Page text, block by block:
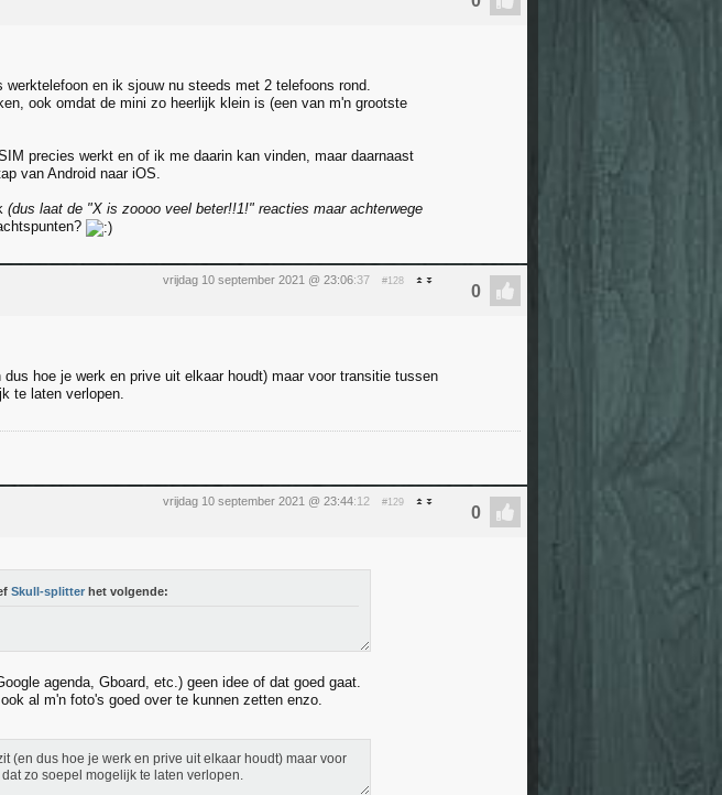
en ik sjouw nu steeds met 2 telefoons rond.
ook omdat de mini zo heerlijk klein is (een van m'n grootste
precies werkt en of ik me daarin kan vinden, maar daarnaast
van Android naar iOS.
(dus laat de "X is zoooo veel beter!!1!" reacties maar achterwege
vrijdag 10 september 2021 @ 23:06:37 #128
hoe je werk en prive uit elkaar houdt) maar voor transitie tussen
te laten verlopen.
vrijdag 10 september 2021 @ 23:44:12 #129
Skull-splitter het volgende:
agenda, Gboard, etc.) geen idee of dat goed gaat.
al m'n foto's goed over te kunnen zetten enzo.
(en dus hoe je werk en prive uit elkaar houdt) maar voor
zo soepel mogelijk te laten verlopen.